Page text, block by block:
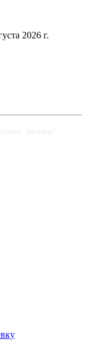
2026 г.